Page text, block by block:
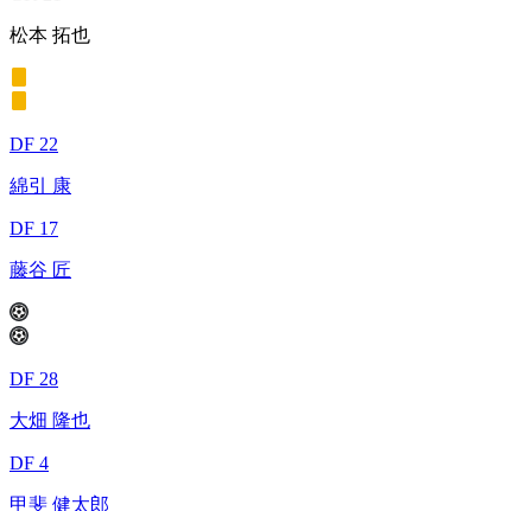
松本 拓也
DF 22
綿引 康
DF 17
藤谷 匠
DF 28
大畑 隆也
DF 4
甲斐 健太郎